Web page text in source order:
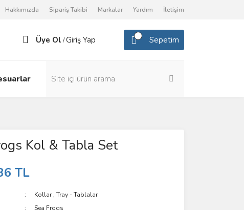
Hakkımızda Sipariş Takibi Markalar Yardım İletişim
Üye Ol /Giriş Yap Sepetim
Kol & Tabla Set
TL
Kollar,Tray - Tablalar
Sea Frogs